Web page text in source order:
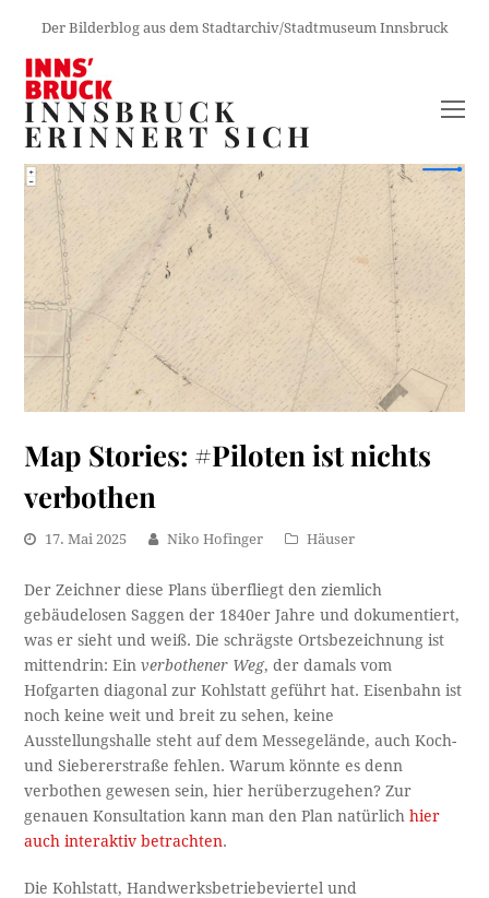
Der Bilderblog aus dem Stadtarchiv/Stadtmuseum Innsbruck
INNSBRUCK
ERINNERT SICH
Map Stories: #Piloten ist nichts
verbothen
17. Mai 2025 Niko Hofinger Häuser
Der Zeichner diese Plans überfliegt den ziemlich
gebäudelosen Saggen der 1840er Jahre und dokumentiert,
was er sieht und weiß. Die schrägste Ortsbezeichnung ist
mittendrin: Einverbothener Weg, der damals vom
Hofgarten diagonal zur Kohlstatt geführt hat. Eisenbahn ist
noch keine weit und breit zu sehen, keine
Ausstellungshalle steht auf dem Messegelände, auch Koch-
und Siebererstraße fehlen. Warum könnte es denn
verbothen gewesen sein, hier herüberzugehen? Zur
genauen Konsultation kann man den Plan natürlich hier
auch interaktiv betrachten.
Die Kohlstatt, Handwerksbetriebeviertel und